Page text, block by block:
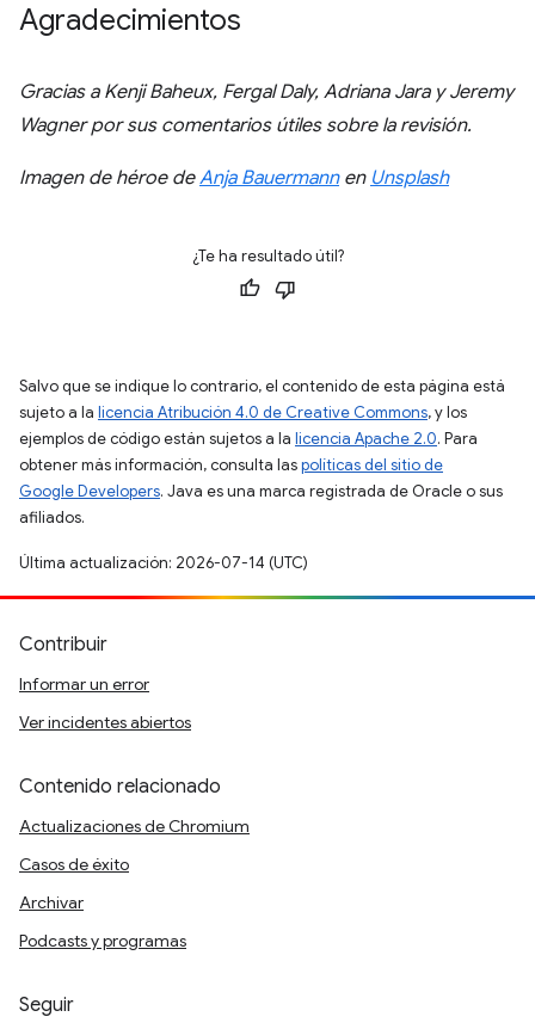
Agradecimientos
Gracias a Kenji Baheux, Fergal Daly, Adriana Jara y Jeremy
Wagner por sus comentarios útiles sobre la revisión.
Imagen de héroe deAnja Bauermannen Unsplash
¿Te ha resultado útil?
Salvo que se indique lo contrario, el contenido de esta página está
sujeto a la licencia Atribución 4.0 de Creative Commons, y los
ejemplos de código están sujetos a la licencia Apache 2.0. Para
obtener más información, consulta laspolíticas del sitio de
Google Developers. Java es una marca registrada de Oracle o sus
afiliados.
Última actualización: 2026-07-14 (UTC)
Contribuir
Informar un error
Ver incidentes abiertos
Contenido relacionado
Actualizaciones de Chromium
Casos de éxito
Archivar
Podcasts y programas
Seguir